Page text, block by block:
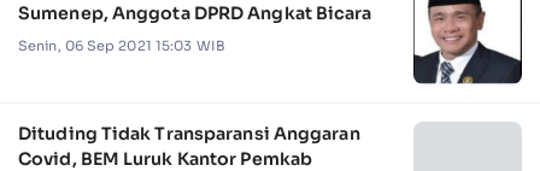
Sumenep, Anggota DPRD Angkat Bicara
Senin, 06 Sep 2021 15:03 WIB
Dituding Tidak Transparansi Anggaran
Covid, BEM Luruk Kantor Pemkab